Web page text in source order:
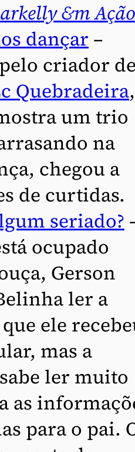
&m Ação
dançar –
criador
Quebradeira
um trio
na
chegou a
de curtidas.
seriado?
ocupado
Gerson
ler a
ele
mas a
ler muito
as
para o pai.